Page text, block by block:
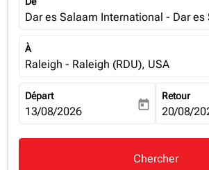
Dar es Salaam International - Dar
À
Raleigh - Raleigh (RDU), USA
Départ
fc-booking-departure-date-aria-label
13/08/2026 today
Retour
fc-
20/08/
Chercher